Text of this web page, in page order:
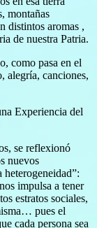
montañas
distintos aromas ,
de nuestra Patria.
como pasa en el
alegría, canciones,
Experiencia del
se reflexionó
nuevos
heterogeneidad”:
impulsa a tener
estratos sociales,
pues el
cada persona sea